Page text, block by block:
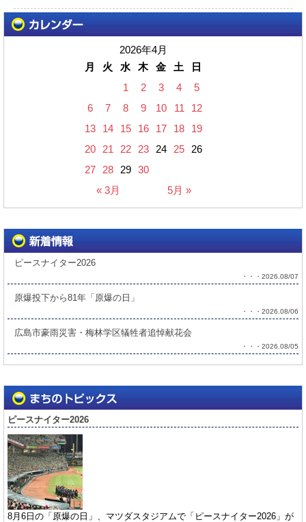
2026年4月
月
火 水 木 金 土 日
« 3月 5月 »
1 2 3 4
5
6
7 8 9 10 11
12
13
14 15 16 17 18
19
20
21 22 23 24 25
26
27
28 29 30
ピースナイター2026
・・・2026.08/07
原爆投下から81年「原爆の日」
・・・2026.08/06
広島市豪雨災害・梅林学区犠牲者追悼献花会
・・・2026.08/05
ピースナイター2026
8月6日の「原爆の日」、マツダスタジアムで「ピースナイター2026」が